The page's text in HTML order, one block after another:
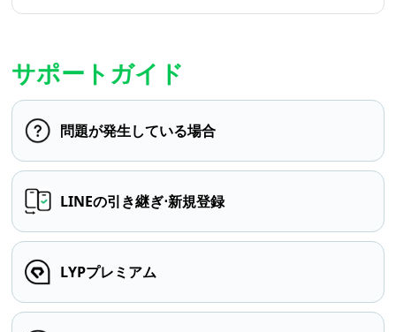
サポートガイド
問題が発生している場合
LINEの引き継ぎ⋅新規登録
LYPプレミアム